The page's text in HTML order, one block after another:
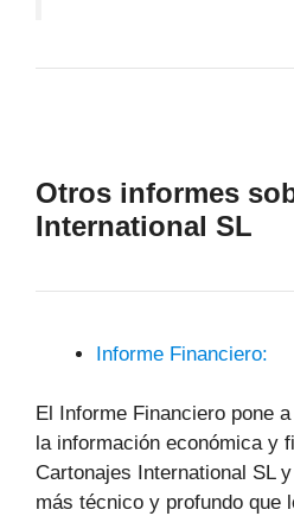
Otros informes
International SL
Informe Financiero:
El Informe Financiero pone
la información económica y
Cartonajes International SL
más técnico y profundo que